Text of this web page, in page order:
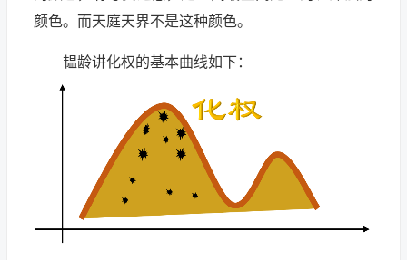
颜色。而天庭天界不是这种颜色。
韫龄讲化权的基本曲线如下：